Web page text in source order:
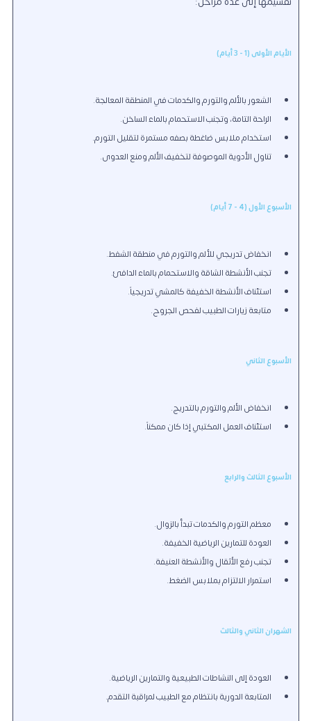
الأيام الأولى (1 - 3 أيام)
الشعور بالألم والتورم والكدمات في المنطقة المعالجة.
الراحة التامة، وتجنب الاستحمام بالماء الساخن.
استخدام ملابس ضاغطة بصفه مستمرة لتقليل التورم.
تناول الأدوية الموصوفة لتخفيف الألم ومنع العدوى.
الأسبوع الأول (4 - 7 أيام)
انخفاض تدريجي للألم والتورم في منطقة الشفط.
تجنب الأنشطة الشاقة والاستحمام بالماء الدافئ.
استئناف الأنشطة الخفيفة كالمشي تدريجياً.
متابعة زيارات الطبيب لفحص الجروح.
الأسبوع الثاني
انخفاض الألم والتورم بالتدريج.
استئناف العمل المكتبي إذا كان ممكناً.
الأسبوع الثالث والرابع
معظم التورم والكدمات تبدأ بالزوال.
العودة للتمارين الرياضية الخفيفة.
تجنب رفع الأثقال والأنشطة العنيفة.
استمرار الالتزام بملابس الضغط.
الشهران الثاني والثالث
العودة إلى النشاطات الطبيعية والتمارين الرياضية.
المتابعة الدورية بانتظام مع الطبيب لمراقبة التقدم.